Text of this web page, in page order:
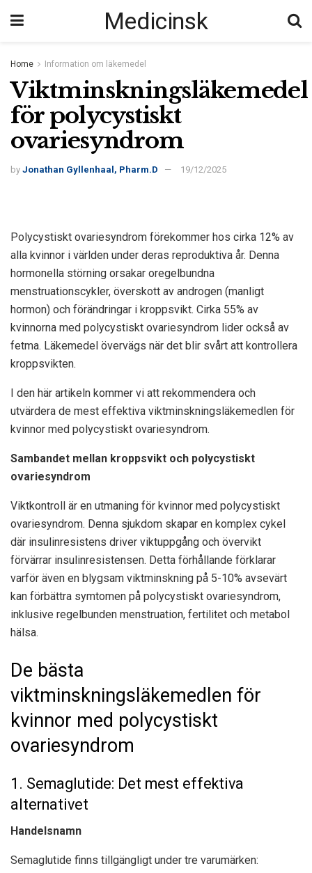
Medicinsk
Home Information om läkemedel
Viktminskningsläkemedel
för polycystiskt
ovariesyndrom
by Jonathan Gyllenhaal, Pharm.D 19/12/2025
Polycystiskt ovariesyndrom förekommer hos cirka 12% av
alla kvinnor i världen under deras reproduktiva år. Denna
hormonella störning orsakar oregelbundna
menstruationscykler, överskott av androgen (manligt
hormon) och förändringar i kroppsvikt. Cirka 55% av
kvinnorna med polycystiskt ovariesyndrom lider också av
fetma. Läkemedel övervägs när det blir svårt att kontrollera
kroppsvikten.
I den här artikeln kommer vi att rekommendera och
utvärdera de mest effektiva viktminskningsläkemedlen för
kvinnor med polycystiskt ovariesyndrom.
Sambandet mellan kroppsvikt och polycystiskt
ovariesyndrom
Viktkontroll är en utmaning för kvinnor med polycystiskt
ovariesyndrom. Denna sjukdom skapar en komplex cykel
där insulinresistens driver viktuppgång och övervikt
förvärrar insulinresistensen. Detta förhållande förklarar
varför även en blygsam viktminskning på 5-10% avsevärt
kan förbättra symtomen på polycystiskt ovariesyndrom,
inklusive regelbunden menstruation, fertilitet och metabol
hälsa.
De bästa
viktminskningsläkemedlen för
kvinnor med polycystiskt
ovariesyndrom
1. Semaglutide: Det mest effektiva
alternativet
Handelsnamn
Semaglutide finns tillgängligt under tre varumärken: